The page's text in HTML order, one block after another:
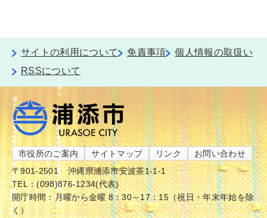
サイトの利用について 免責事項
個人情報の取扱い
RSSについて
市役所のご案内 サイトマップ リンク
お問い合わせ
〒901-2501
沖縄県浦添市安波茶1-1-1
TEL：(098)876-1234(代表)
開庁時間：月曜から金曜 8：30～17：15（祝日・年末年始を除
く）